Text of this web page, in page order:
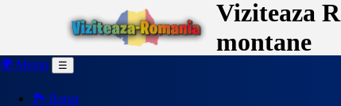
Viziteaza
montane
🌍 Meniu ☰
🏞️ Banat